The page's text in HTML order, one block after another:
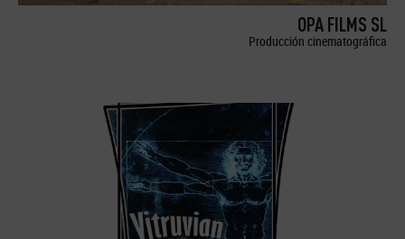
OPA FILMS SL
Producción cinematográfica